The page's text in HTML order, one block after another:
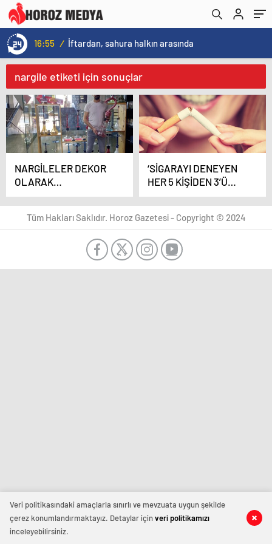
16:55 / İftardan, sahura halkın arasında
nargile etiketi için sonuçlar
NARGİLELER DEKOR
OLARAK
KULLANILIYOR
‘SİGARAYI DENEYEN
HER 5 KİŞİDEN 3’Ü
BAĞIMLI OLUYOR’
Tüm Hakları Saklıdır. Horoz Gazetesi - Copyright © 2024
Veri politikasındaki amaçlarla sınırlı ve mevzuata uygun şekilde
çerez konumlandırmaktayız. Detaylar içinveri politikamızı
inceleyebilirsiniz.